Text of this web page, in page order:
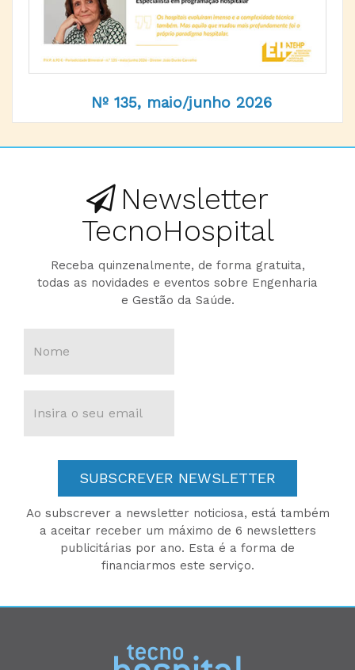
Nº 135, maio/junho 2026
Newsletter
TecnoHospital
Receba quinzenalmente, de forma gratuita,
todas as novidades e eventos sobre Engenharia
e Gestão da Saúde.
SUBSCREVER NEWSLETTER
Ao subscrever a newsletter noticiosa, está também
a aceitar receber um máximo de 6 newsletters
publicitárias por ano. Esta é a forma de
financiarmos este serviço.